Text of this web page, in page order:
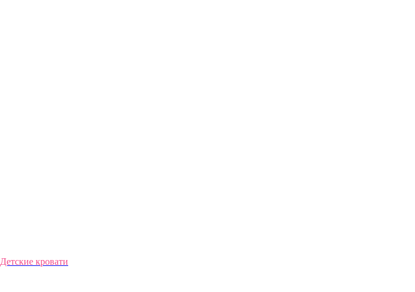
Детские кровати